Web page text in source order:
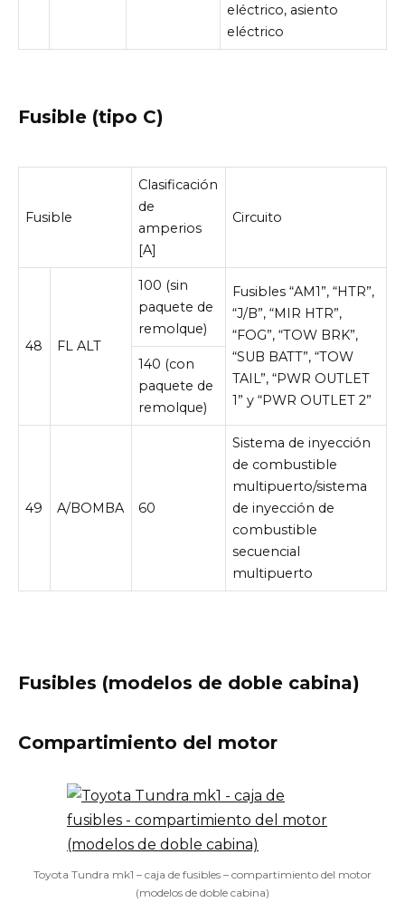
eléctrico, asiento
eléctrico
Fusible (tipo C)
Fusible
Clasificación
de
amperios
[A]
Circuito
48 FL ALT
100 (sin
paquete de
remolque)
Fusibles “AM1”, “HTR”,
“J/B”, “MIR HTR”,
“FOG”, “TOW BRK”,
“SUB BATT”, “TOW
TAIL”, “PWR OUTLET
1” y “PWR OUTLET 2”
140 (con
paquete de
remolque)
49 A/BOMBA 60
Sistema de inyección
de combustible
multipuerto/sistema
de inyección de
combustible
secuencial
multipuerto
Fusibles (modelos de doble cabina)
Compartimiento del motor
Toyota Tundra mk1 – caja de fusibles – compartimiento del motor
(modelos de doble cabina)